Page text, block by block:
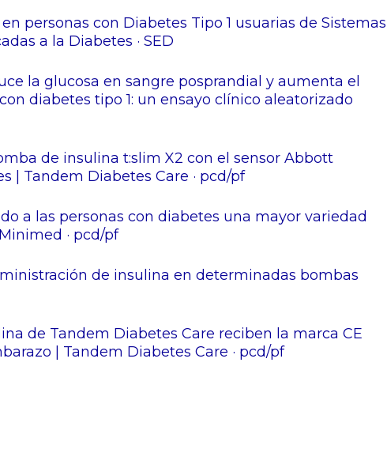
personas con Diabetes Tipo 1 usuarias de Sistemas
a la Diabetes · SED
la glucosa en sangre posprandial y aumenta el
diabetes tipo 1: un ensayo clínico aleatorizado
de insulina t:slim X2 con el sensor Abbott
| Tandem Diabetes Care · pcd/pf
a las personas con diabetes una mayor variedad
· pcd/pf
de insulina en determinadas bombas
de Tandem Diabetes Care reciben la marca CE
| Tandem Diabetes Care · pcd/pf